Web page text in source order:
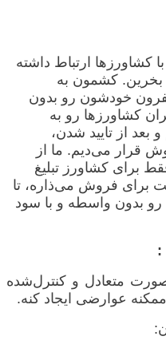
کشاورزها ارتباط داشته
بخرین. کشمون به
خودشون رو بدون
کشاورزها رو به
بعد از تایید شدن،
قرار می‌دیم. ما از
برای کشاورز تبلیغ
برای فروش می‌ذاره، تا
بدون واسطه و با سود
:
متعادل و کنترل‌شده
عوارضی ایجاد کنه.